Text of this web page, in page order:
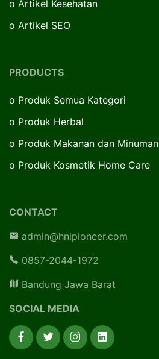
o Artikel Kesehatan
o Artikel SEO
PRODUCTS
o Produk Semua Kategori
o Produk Herbal
o Produk Makanan dan Minuman
o Produk Kosmetik Home Care
CONTACT
admin@hnipioneer.com
0857-2044-1972
Bandung Jawa Barat
SOCIAL MEDIA